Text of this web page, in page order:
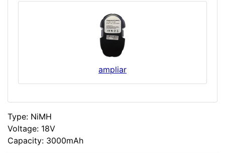
ampliar
Type: NiMH
Voltage: 18V
Capacity: 3000mAh